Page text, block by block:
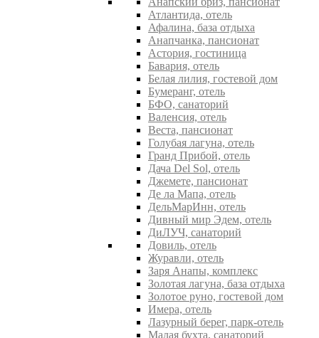
Атлантида, отель
Афалина, база отдыха
Анапчанка, пансионат
Астория, гостиница
Бавария, отель
Белая лилия, гостевой дом
Бумеранг, отель
БФО, санаторий
Валенсия, отель
Веста, пансионат
Голубая лагуна, отель
Гранд Прибой, отель
Дача Del Sol, отель
Джемете, пансионат
Де ла Мапа, отель
ДельМарИнн, отель
Дивный мир Эдем, отель
ДиЛУЧ, санаторий
Довиль, отель
Журавли, отель
Заря Анапы, комплекс
Золотая лагуна, база отдыха
Золотое руно, гостевой дом
Имера, отель
Лазурный берег, парк-отель
Малая бухта, санаторий